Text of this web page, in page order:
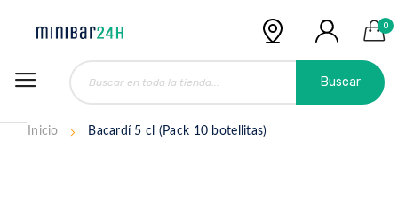
0
Buscar
Inicio Bacardí 5 cl (Pack 10 botellitas)